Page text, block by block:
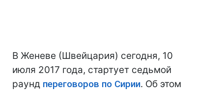
В Женеве (Швейцария) сегодня, 10
июля 2017 года, стартует седьмой
раунд переговоров по Сирии. Об этом